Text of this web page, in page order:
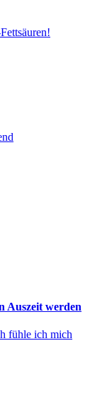
Auszeit werden
fühle ich mich